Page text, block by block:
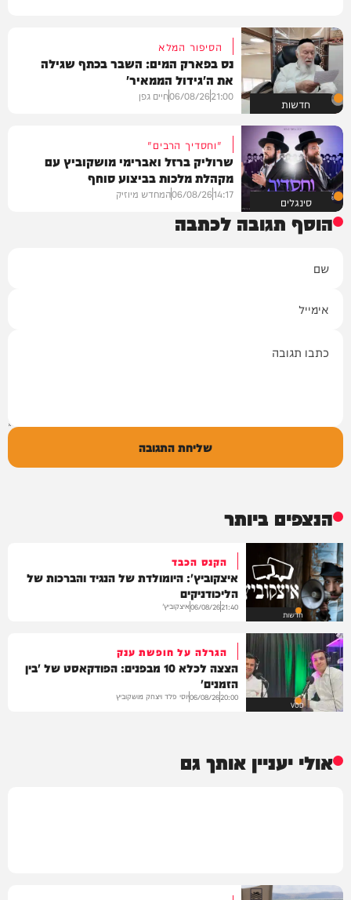
חדשות
הסיפור המלא
נס בפארק המים: השבר בכתף שגילה
את ה'גידול הממאיר'
21:00
06/08/26חיים גפן
סינגלים
"וחסדיך הרבים"
שרוליק ברזל ואברימי מושקוביץ עם
מקהלת מלכות בביצוע סוחף
14:17
06/08/26המחדש מיוזיק
הוסף תגובה לכתבה
שליחת התגובה
הנצפים ביותר
חדשות
הקנס הכבד
איצקוביץ': היומולדת של הנגיד והברכות של
הליכודניקים
21:40
06/08/26איצקוביץ'
VOD
הגרלה על חופשת ענק
הצצה לכלא 10 מבפנים: הפודקאסט של 'בין
הזמנים'
20:00
06/08/26יוסי פלד ויצחק מושקוביץ
אולי יעניין אותך גם